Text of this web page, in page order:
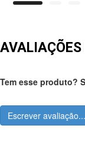
AVALIAÇÕES
Tem esse produto?
Escrever avaliação...